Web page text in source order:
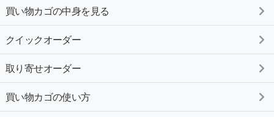
買い物カゴの中身を見る
クイックオーダー
取り寄せオーダー
買い物カゴの使い方